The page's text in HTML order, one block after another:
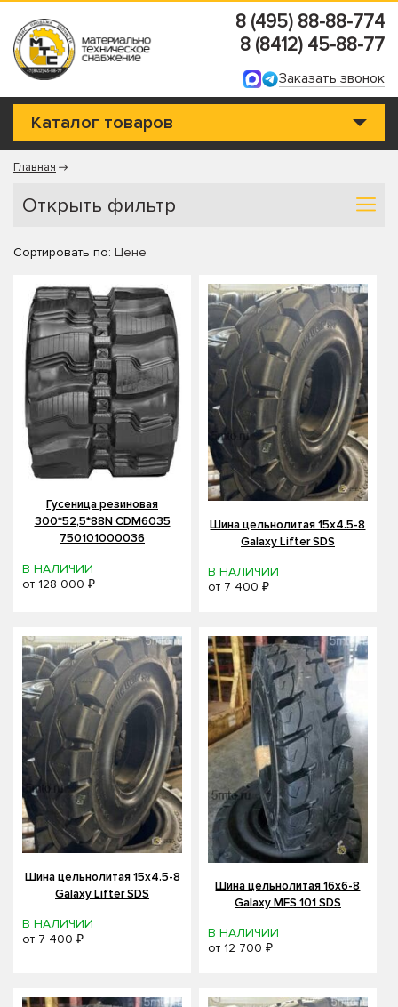
8 (495) 88-88-774
8 (8412) 45-88-77
Заказать звонок
Каталог товаров
Главная
Открыть фильтр
Сортировать по: Цене
Гусеница резиновая
300*52,5*88N CDM6035
750101000036
В НАЛИЧИИ
от 128 000 ₽
Шина цельнолитая 15x4.5-8
Galaxy Lifter SDS
В НАЛИЧИИ
от7 400 ₽
Шина цельнолитая 15x4.5-8
Galaxy Lifter SDS
В НАЛИЧИИ
от 7 400 ₽
Шина цельнолитая 16x6-8
Galaxy MFS 101 SDS
В НАЛИЧИИ
от12 700 ₽